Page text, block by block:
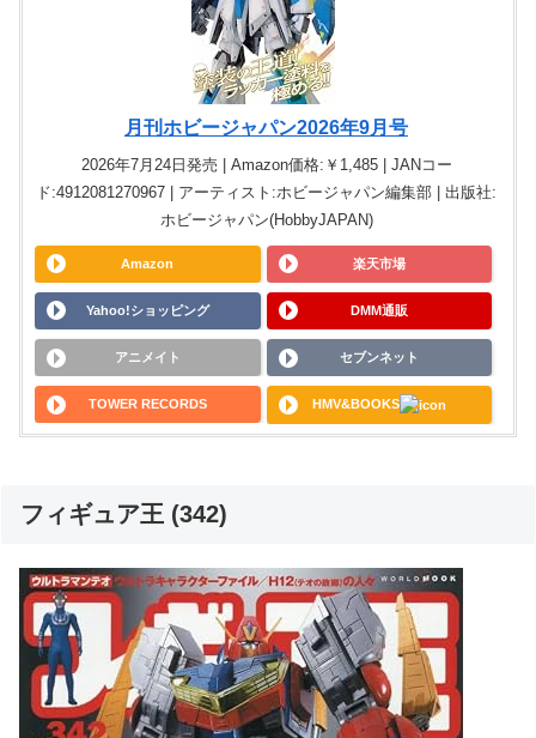
月刊ホビージャパン2026年9月号
2026年7月24日発売 | Amazon価格:￥1,485 | JANコー
ド:4912081270967 | アーティスト:ホビージャパン編集部 | 出版社:
ホビージャパン(HobbyJAPAN)
Amazon 楽天市場
Yahoo!ショッピング DMM通販
アニメイト セブンネット
TOWER RECORDS HMV&BOOKS
フィギュア王 (342)